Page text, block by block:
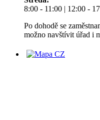
8:00 - 11:00 | 12:00 -
Po dohodě se
možno navštívit úřad i